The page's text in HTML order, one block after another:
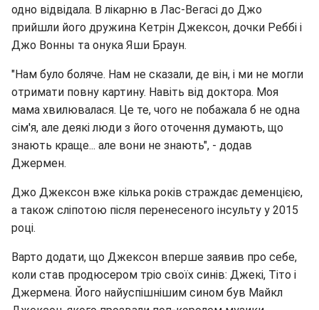
одно відвідала. В лікарню в Лас-Вегасі до Джо
прийшли його дружина Кетрін Джексон, дочки Реббі і
Джо Вонны та онука Яши Браун.
"Нам було боляче. Нам не сказали, де він, і ми не могли
отримати повну картину. Навіть від доктора. Моя
мама хвилювалася. Це те, чого не побажала б не одна
сім'я, але деякі люди з його оточення думають, що
знають краще... але вони не знають", - додав
Джермен.
Джо Джексон вже кілька років страждає деменцією,
а також сліпотою після перенесеного інсульту у 2015
році.
Варто додати, що Джексон вперше заявив про себе,
коли став продюсером тріо своїх синів: Джекі, Тіто і
Джермена. Його найуспішнішим сином був Майкл